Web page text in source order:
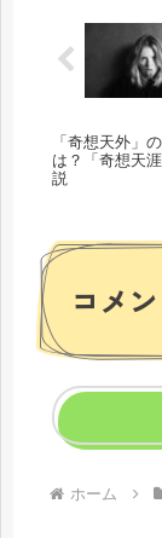
「奇想天外」
は？「奇想天
説
コメ
ホーム